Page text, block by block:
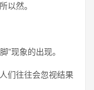
以然。
”现象的出现。
们往往会忽视结果